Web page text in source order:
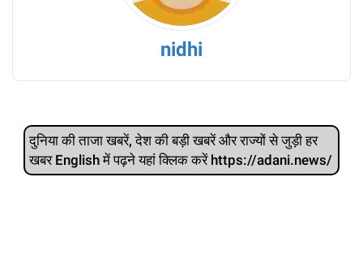
nidhi
दुनिया की ताजा खबरें, देश की बड़ी खबरें और राज्‍यों से जुड़ी हर
खबर English में पढ़ने यहां क्लिक करें https://adani.news/